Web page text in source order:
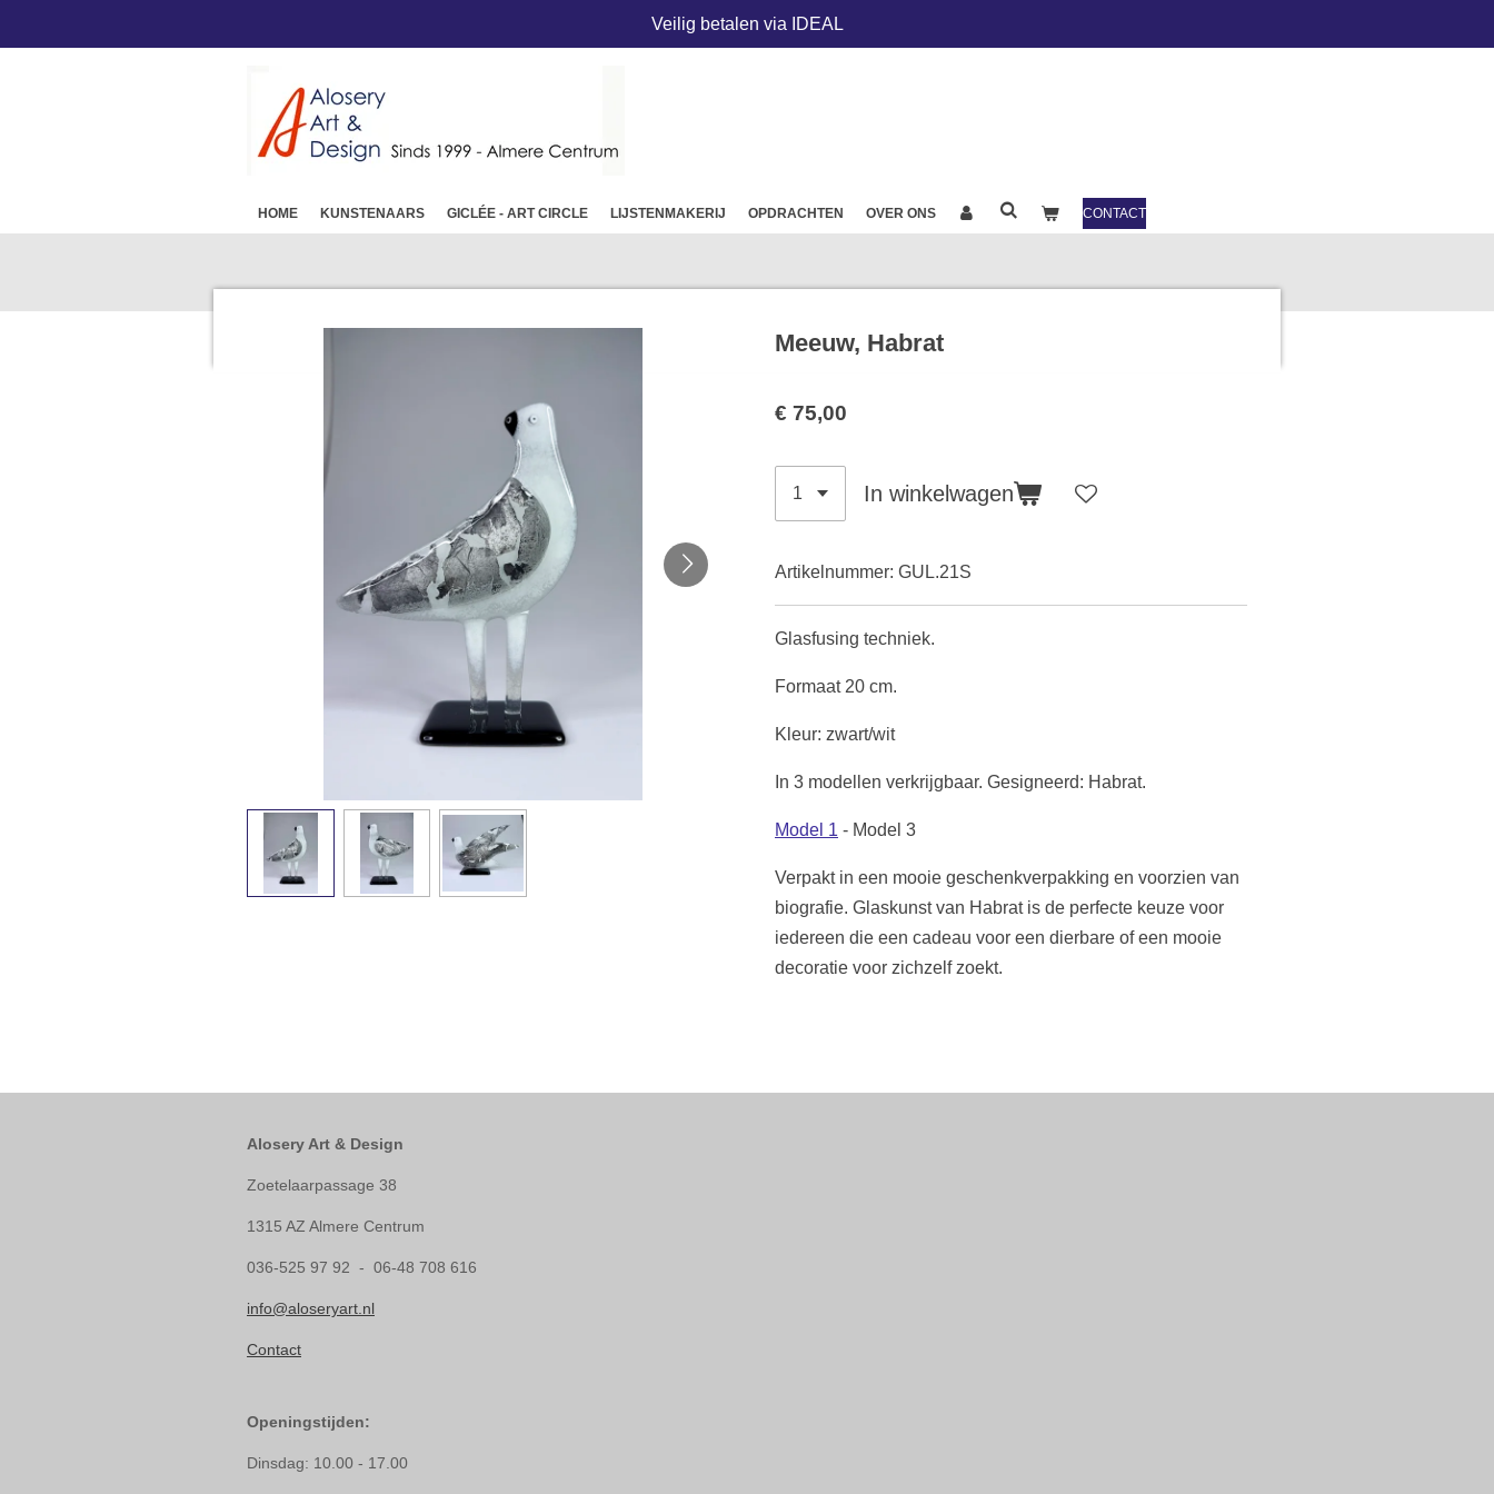
Veilig betalen via IDEAL
HOME KUNSTENAARS GICLÉE - ART CIRCLE LIJSTENMAKERIJ OPDRACHTEN OVER ONS CONTACT
Meeuw, Habrat
€ 75,00
In winkelwagen
Artikelnummer: GUL.21S
Glasfusing techniek.
Formaat 20 cm.
Kleur: zwart/wit
In 3 modellen verkrijgbaar. Gesigneerd: Habrat.
Model 1 - Model 3
Verpakt in een mooie geschenkverpakking en voorzien van
biografie. Glaskunst van Habrat is de perfecte keuze voor
iedereen die een cadeau voor een dierbare of een mooie
decoratie voor zichzelf zoekt.
Alosery Art & Design
Zoetelaarpassage 38
1315 AZ Almere Centrum
036-525 97 92 - 06-48 708 616
info@aloseryart.nl
Contact
Openingstijden:
Dinsdag: 10.00 - 17.00